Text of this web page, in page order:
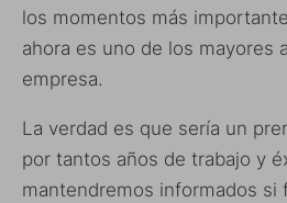
los momentos más
ahora es uno de los mayores
empresa.
La verdad es que sería un
por tantos años de trabajo y
mantendremos informados si